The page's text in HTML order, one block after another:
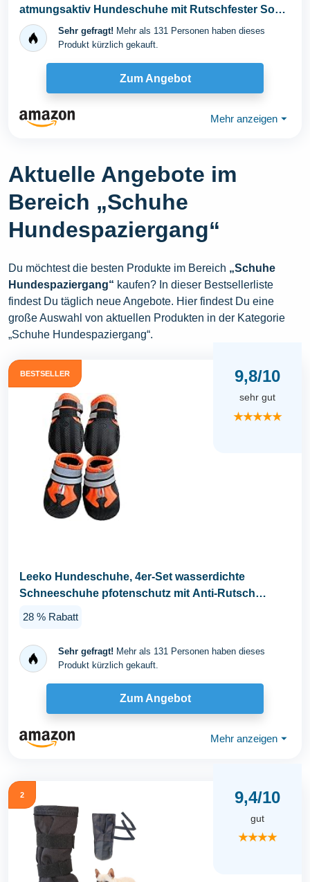
atmungsaktiv Hundeschuhe mit Rutschfester Sohle
und...
Sehr gefragt! Mehr als 131 Personen haben dieses
Produkt kürzlich gekauft.
Zum Angebot
Mehr anzeigen ⏷
Aktuelle Angebote im
Bereich „Schuhe
Hundespaziergang“
Du möchtest die besten Produkte im Bereich „Schuhe
Hundespaziergang“ kaufen? In dieser Bestsellerliste
findest Du täglich neue Angebote. Hier findest Du eine
große Auswahl von aktuellen Produkten in der Kategorie
„Schuhe Hundespaziergang“.
BESTSELLER 9,8/10
sehr gut
★★★★★
Leeko Hundeschuhe, 4er-Set wasserdichte
Schneeschuhe pfotenschutz mit Anti-Rutsch
28 % Rabatt
Sehr gefragt! Mehr als 131 Personen haben dieses
Produkt kürzlich gekauft.
Zum Angebot
Mehr anzeigen ⏷
2 9,4/10
gut
★★★★